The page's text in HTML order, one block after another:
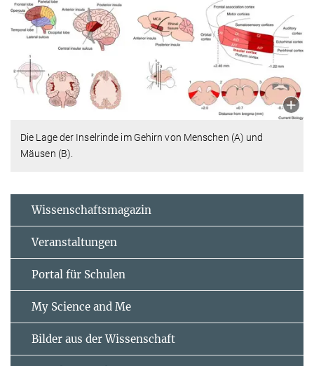
Die Lage der Inselrinde im Gehirn von Menschen (A) und
Mäusen (B).
Wissenschaftsmagazin
Veranstaltungen
Portal für Schulen
My Science and Me
Bilder aus der Wissenschaft